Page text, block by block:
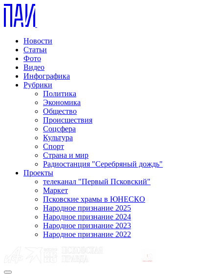
Новости
Статьи
Фото
Видео
Инфографика
Рубрики
Политика
Экономика
Общество
Происшествия
Соцсфера
Культура
Спорт
Страна и мир
Радиостанция "Серебряный дождь"
Проекты
телеканал "Первый Псковский"
Маркет
Псковские храмы в ЮНЕСКО
Народное признание 2025
Народное признание 2024
Народное признание 2023
Народное признание 2022